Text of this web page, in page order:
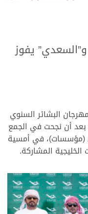
يفوز
البشائر السنوي
بعد أن نجحت في الجمع
(مؤسسات)، في أمسية
المشاركة.